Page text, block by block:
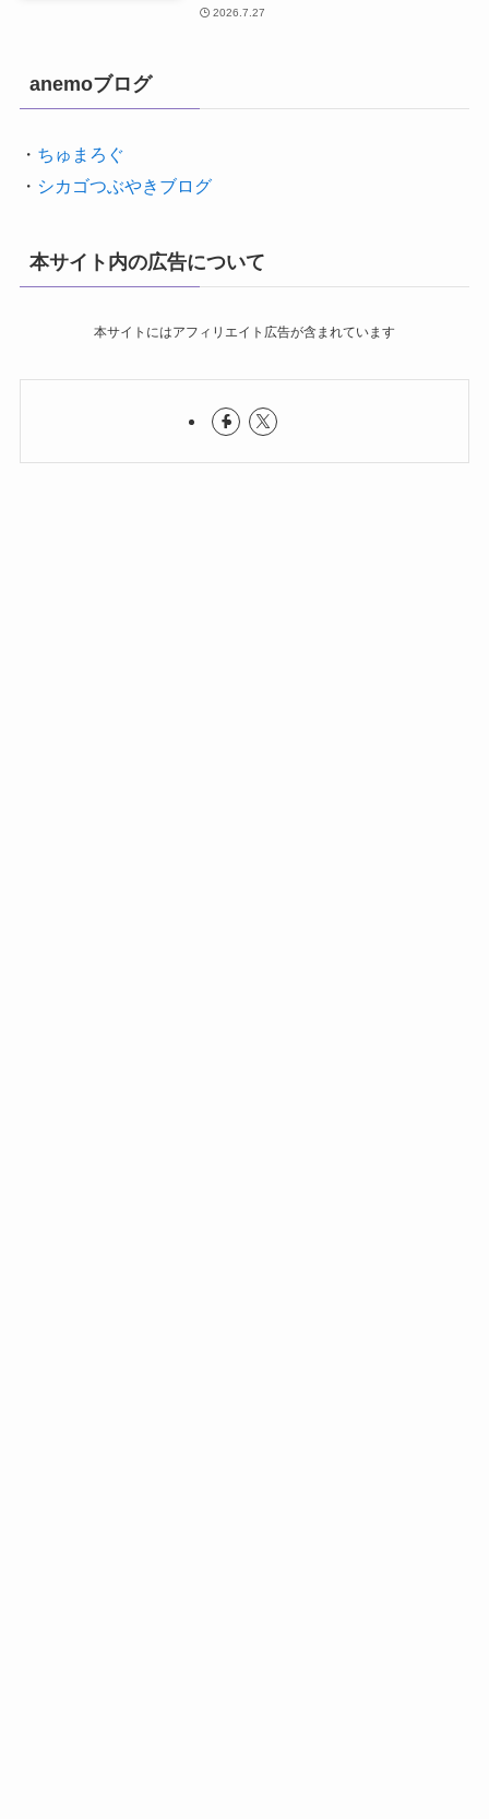
2026.7.27
anemoブログ
・ ちゅまろぐ
・ シカゴつぶやきブログ
本サイト内の広告について
本サイトにはアフィリエイト広告が含まれています